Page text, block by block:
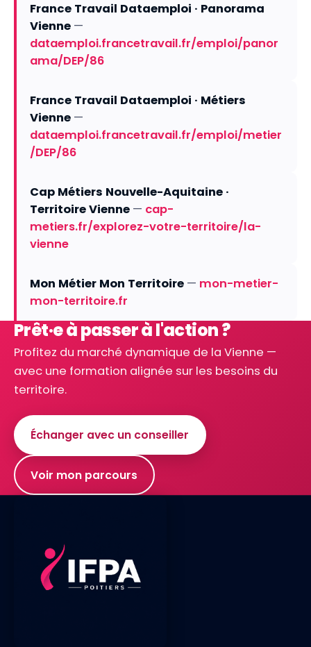
France Travail Dataemploi · Panorama
Vienne —
dataemploi.francetravail.fr/emploi/panor
ama/DEP/86
France Travail Dataemploi · Métiers
Vienne —
dataemploi.francetravail.fr/emploi/metier
/DEP/86
Cap Métiers Nouvelle-Aquitaine ·
Territoire Vienne — cap-
metiers.fr/explorez-votre-territoire/la-
vienne
Mon Métier Mon Territoire — mon-metier-
mon-territoire.fr
Prêt·e à passer à l'action ?
Profitez du marché dynamique de la Vienne —
avec une formation alignée sur les besoins du
territoire.
Échanger avec un conseiller
Voir mon parcours